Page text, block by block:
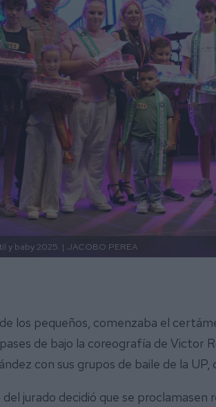
y baby 2025. | JACOBO PEREA
los pequeños, comenzaba el
de bajo la coreografía de Victor
con sus grupos de baile de la
jurado decidió que se proclamasen